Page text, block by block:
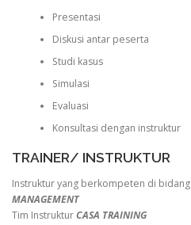
Presentasi
Diskusi antar peserta
Studi kasus
Simulasi
Evaluasi
Konsultasi dengan instruktur
TRAINER/ INSTRUKTUR
Instruktur yang berkompeten di bidang
MANAGEMENT
Tim InstrukturCASA TRAINING